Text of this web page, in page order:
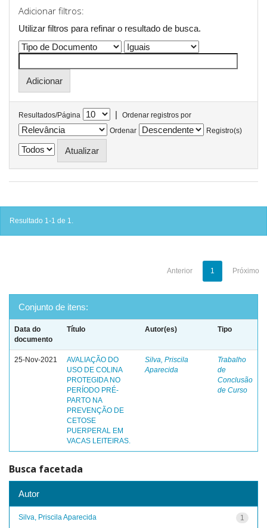
Adicionar filtros:
Utilizar filtros para refinar o resultado de busca.
Resultados/Página |
Ordenar registros por
Ordenar
Registro(s)
Resultado 1-1 de 1.
Anterior 1 Próximo
Conjunto de itens:
Data do
documento
Título Autor(es) Tipo
25-Nov-2021
AVALIAÇÃO DO
USO DE COLINA
PROTEGIDA NO
PERÍODO PRÉ-
PARTO NA
PREVENÇÃO DE
CETOSE
PUERPERAL EM
VACAS LEITEIRAS.
Silva, Priscila
Aparecida
Trabalho
de
Conclusão
de Curso
Busca facetada
Autor
1
Silva, Priscila Aparecida